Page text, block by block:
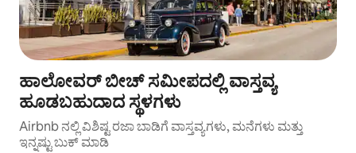
ಹಾಲೋವರ್ ಬೀಚ್ ಸಮೀಪದಲ್ಲಿ ವಾಸ್ತವ್ಯ
ಹೂಡಬಹುದಾದ ಸ್ಥಳಗಳು
Airbnb ನಲ್ಲಿ ವಿಶಿಷ್ಟ ರಜಾ ಬಾಡಿಗೆ ವಾಸ್ತವ್ಯಗಳು, ಮನೆಗಳು ಮತ್ತು
ಇನ್ನಷ್ಟು ಬುಕ್ ಮಾಡಿ